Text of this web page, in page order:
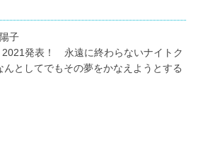
子
2021発表！ 永遠に終わらないナイトク
んとしてでもその夢をかなえようとする